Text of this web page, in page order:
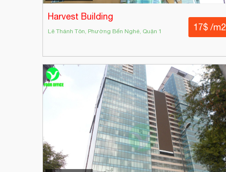
Harvest Building
Lê Thánh Tôn, Phường Bến Nghé, Quận 1 17$ /m2